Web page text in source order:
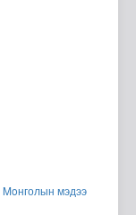
Moнголын мэдээ